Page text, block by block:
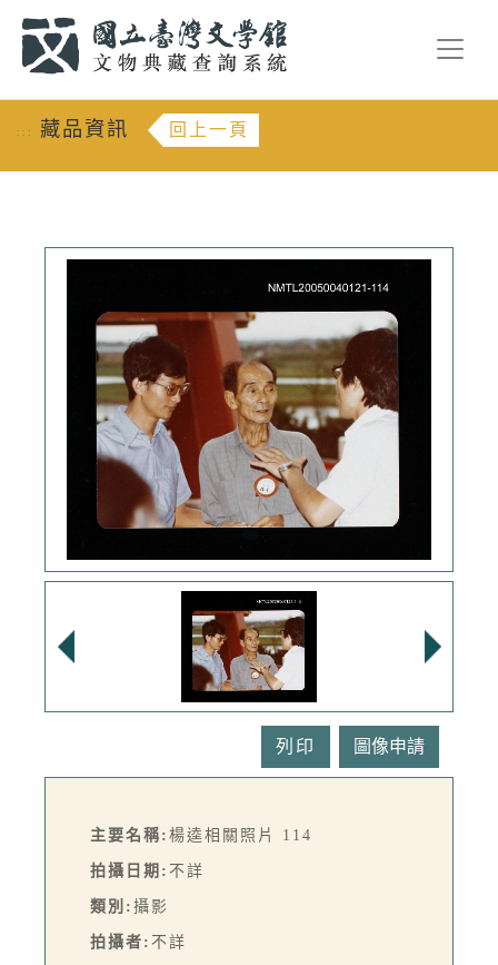
::: 藏品資訊 回上一頁
列印
主要名稱: 楊逵相關照片 114
拍攝日期: 不詳
類別: 攝影
拍攝者: 不詳